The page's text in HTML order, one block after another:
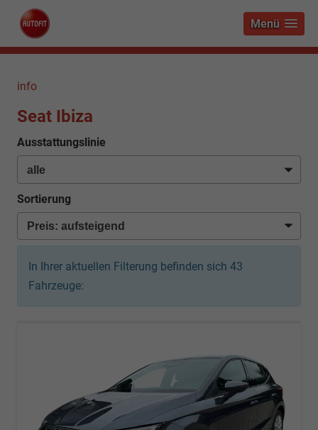
Menü
info
Seat Ibiza
Ausstattungslinie
Sortierung
In Ihrer aktuellen Filterung befinden sich 43
Fahrzeuge: